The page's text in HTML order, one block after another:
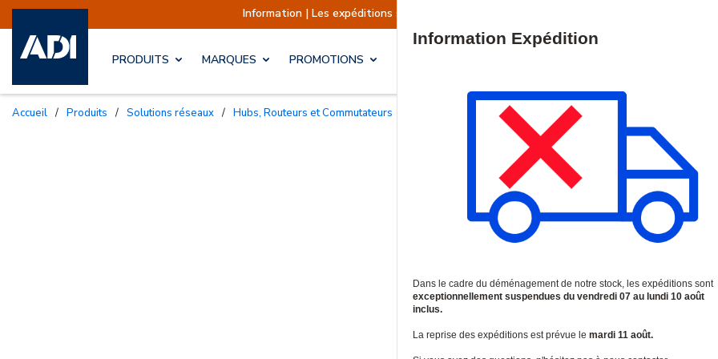
Information | Les expéditions sont actuellement suspendues Reprise prévue le mardi
PRODUITS MARQUES PROMOTIONS
Accueil / Produits / Solutions réseaux / Hubs, Routeurs et Commutateurs